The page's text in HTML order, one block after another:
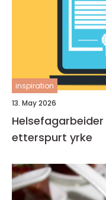
inspiration
13. May 2026
Helsefagarbeider fagbrev
etterspurt yrke